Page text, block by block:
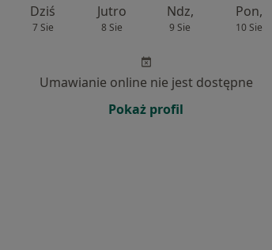
Dziś
7 Sie
Jutro
8 Sie
Ndz,
9 Sie
Pon,
10 Sie
Umawianie online nie jest dostępne
Pokaż profil